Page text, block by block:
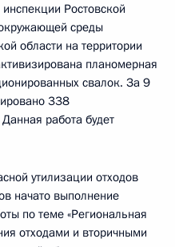
Ростовской
среды
области на территории
планомерная
свалок. За 9
338
работа будет
утилизации отходов
начато выполнение
по теме «Региональная
отходами и вторичными